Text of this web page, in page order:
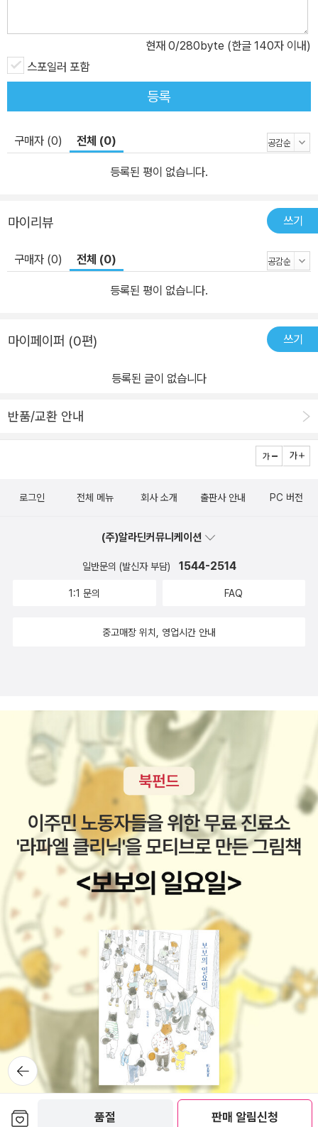
품절 판매 알림신청
어버린 헐크! 일명 '살아 있는 헐크' 젬누가 우리의 구원자가 되러 돌
아온 것이다! 새로운 몬스터와 세상 가장 이상한 남자 로버트 브루스
배너의 대결. 과연 누가 승자가 될까?! 리더의 인도를 받으라! 사건이
점점 이상하게 흘러가는 가운데, 악마를 삼켜 버릴 정도로 깊고 검은
생각을 가진 ‘사려 깊은 사람’이 등장한다! 새뮤얼 스턴스, 일명 리더
가 헐크의 앞을 가로막은 것이다! 헐크의 최대 숙적은 친구들 틈에 잠
입하여 오랜 시간 준비해 온 음모를 이제 실행하려 한다. 과연 그는 불
멸의 헐크를 부술 수 있을 것인가? 그리고 헐크에게는 행복한 결말이
망의 열쇠 (완결) 앨 유잉 지음 / 이규원 옮김 / 296쪽 모두가 소원했
던 재대결 헐크는 부러진 채, 친구도 없이 도망친다. 이때 판타스틱 포
의 벤 그림이 이모털 헐크의 세상에 들어오면 어떤 일이 벌어질까?
해가 끝에 다다르며 재키 맥기, 유진 저드… 그리고 새뮤얼 스턴스가
만 그것으로 충분할까? 아니면 공포스러운 ‘원 빌로우 올’이 자신의
몫을 여전히 요구할까? 힘이 사라져버린 헐크. 세상에서 가장 약한
괴물들에게서 우릴 구원할 수 있을까. 지구를 뒤흔드는 대격돌의 끝,
마침내 진실을 알게 될 시간, 그 진실을 푸는 자는 베티 배너일까… 아
니면 레드 하피일까? 불멸의 헐크에게 그들은 어떤 영향을 미칠 것인
현재 0/280byte (한글 140자 이내)
스포일러 포함
등록
구매자 (0) 전체 (0)
등록된 평이 없습니다.
마이리뷰 쓰기
구매자 (0) 전체 (0)
등록된 평이 없습니다.
마이페이퍼 (0편) 쓰기
등록된 글이 없습니다
반품/교환 안내
뒤로가
기
로그인 전체 메뉴 회사 소개 출판사 안내 PC 버전
(주)알라딘커뮤니케이션
일반문의 (발신자 부담) 1544-2514
1:1 문의 FAQ
중고매장 위치, 영업시간 안내